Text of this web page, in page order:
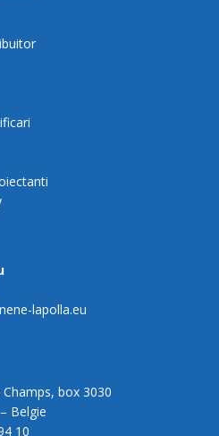
lapolla.eu
box 3030
Belgie
10